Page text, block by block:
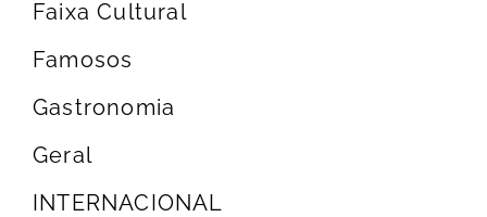
Faixa Cultural
Famosos
Gastronomia
Geral
INTERNACIONAL